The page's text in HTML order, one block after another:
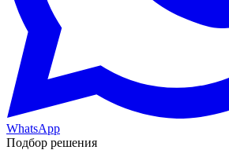
WhatsApp
Подбор решения